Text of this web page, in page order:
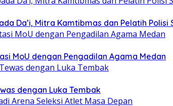
Da’i, Mitra Kamtibmas dan Pelatih Polisi
MoU dengan Pengadilan Agama Medan
dengan Luka Tembak